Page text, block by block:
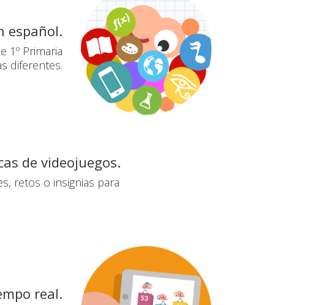
español.
1º Primaria
diferentes.
de videojuegos.
retos o insignias para
real.